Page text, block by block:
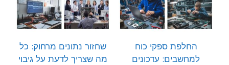
החלפת ספקי כוח
למחשבים: עדכונים
שחזור נתונים מרחוק: כל
מה שצריך לדעת על גיבוי